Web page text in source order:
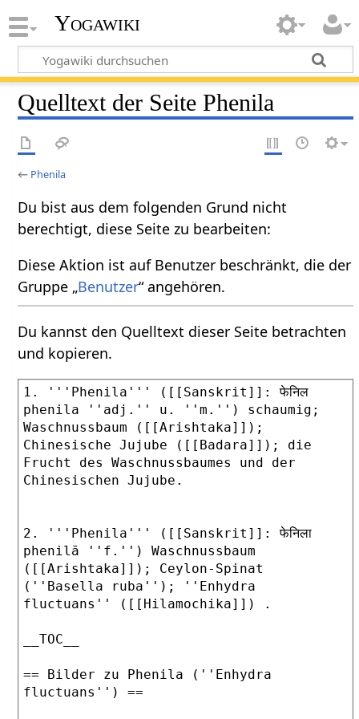
Yogawiki
Quelltext der Seite Phenila
← Phenila
Du bist aus dem folgenden Grund nicht
berechtigt, diese Seite zu bearbeiten:
Diese Aktion ist auf Benutzer beschränkt, die der
Gruppe „Benutzer“ angehören.
Du kannst den Quelltext dieser Seite betrachten
und kopieren.